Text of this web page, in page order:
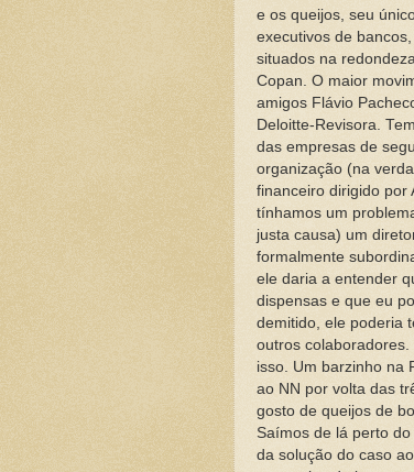
e os queijos, seu
executivos de
situados na
Copan. O maior
amigos Flávio
Deloitte-Revisora.
das empresas de
organização (na
financeiro dirigido por
tínhamos um
justa causa) um
formalmente
ele daria a entender
dispensas e que eu
demitido, ele poderia
outros
isso. Um barzinho na
ao NN por volta das
gosto de queijos de
Saímos de lá perto
da solução do caso